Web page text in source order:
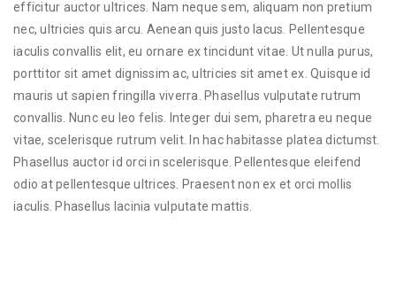
efficitur auctor ultrices. Nam neque sem, aliquam non pretium
nec, ultricies quis arcu. Aenean quis justo lacus. Pellentesque
iaculis convallis elit, eu ornare ex tincidunt vitae. Ut nulla purus,
porttitor sit amet dignissim ac, ultricies sit amet ex. Quisque id
mauris ut sapien fringilla viverra. Phasellus vulputate rutrum
convallis. Nunc eu leo felis. Integer dui sem, pharetra eu neque
vitae, scelerisque rutrum velit. In hac habitasse platea dictumst.
Phasellus auctor id orci in scelerisque. Pellentesque eleifend
odio at pellentesque ultrices. Praesent non ex et orci mollis
iaculis. Phasellus lacinia vulputate mattis.